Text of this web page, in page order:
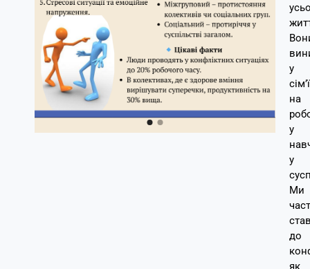
у
на
у
у
Ми
до
як